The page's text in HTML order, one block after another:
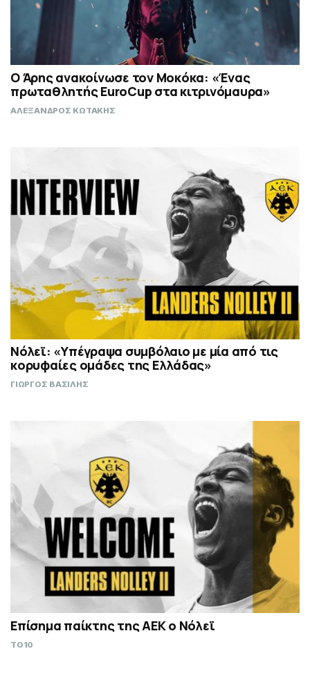
Ο Άρης ανακοίνωσε τον Μοκόκα: «Ένας
πρωταθλητής EuroCup στα κιτρινόμαυρα»
ΑΛΕΞΑΝΔΡΟΣ ΚΩΤΑΚΗΣ
Νόλεϊ: «Υπέγραψα συμβόλαιο με μία από τις
κορυφαίες ομάδες της Ελλάδας»
ΓΙΩΡΓΟΣ ΒΑΣΙΛΗΣ
Επίσημα παίκτης της ΑΕΚ ο Νόλεϊ
TO10